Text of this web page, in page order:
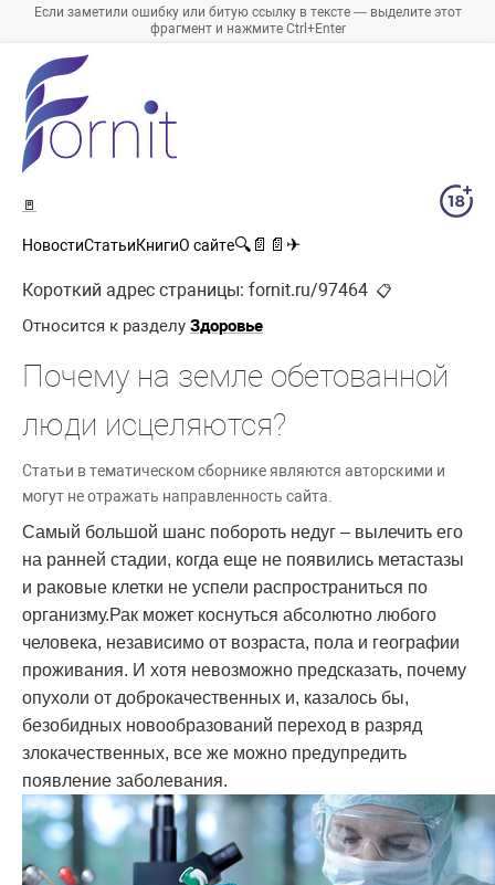
Если заметили ошибку или битую ссылку в тексте — выделите этот
фрагмент и нажмите Ctrl+Enter
🚪
НовостиСтатьиКнигиО сайте🔍 📄 📄 ✈
Короткий адрес страницы: fornit.ru/97464 📋
Относится к разделу Здоровье
Почему на земле обетованной
люди исцеляются?
Статьи в тематическом сборнике являются авторскими и
могут не отражать направленность сайта.
Самый большой шанс побороть недуг – вылечить его
на ранней стадии, когда еще не появились метастазы
и раковые клетки не успели распространиться по
организму.Рак может коснуться абсолютно любого
человека, независимо от возраста, пола и географии
проживания. И хотя невозможно предсказать, почему
опухоли от доброкачественных и, казалось бы,
безобидных новообразований переход в разряд
злокачественных, все же можно предупредить
появление заболевания.